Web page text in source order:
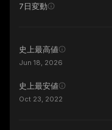
7日変動
史上最高値
Jun 18, 2026
史上最安値
Oct 23, 2022